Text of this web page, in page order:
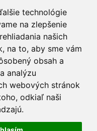
technológie
na zlepšenie
našich
na to, aby sme vám
obsah a
analýzu
webových stránok
odkiaľ naši